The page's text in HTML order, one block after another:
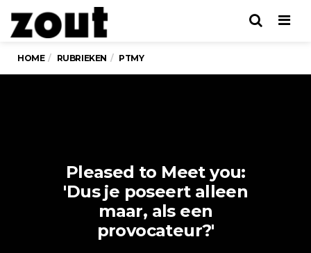
HOME RUBRIEKEN PTMY
Pleased to Meet you:
'Dus je poseert alleen
maar, als een
provocateur?'